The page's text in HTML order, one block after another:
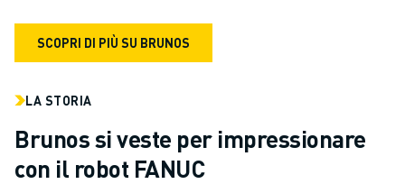
SCOPRI DI PIÙ SU BRUNOS
LA STORIA
Brunos si veste per impressionare
con il robot FANUC